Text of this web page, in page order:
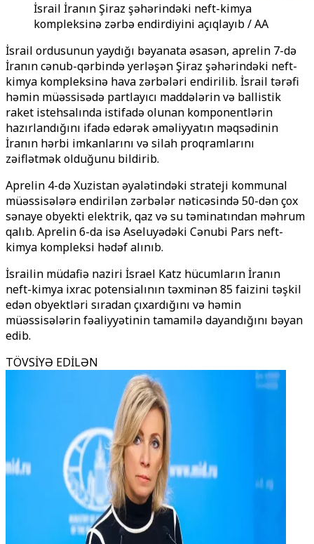
İsrail İranın Şiraz şəhərindəki neft-kimya
kompleksinə zərbə endirdiyini açıqlayıb / AA
İsrail ordusunun yaydığı bəyanata əsasən, aprelin 7-də
İranın cənub-qərbində yerləşən Şiraz şəhərindəki neft-
kimya kompleksinə hava zərbələri endirilib. İsrail tərəfi
həmin müəssisədə partlayıcı maddələrin və ballistik
raket istehsalında istifadə olunan komponentlərin
hazırlandığını ifadə edərək əməliyyatın məqsədinin
İranın hərbi imkanlarını və silah proqramlarını
zəiflətmək olduğunu bildirib.
Aprelin 4-də Xuzistan əyalətindəki strateji kommunal
müəssisələrə endirilən zərbələr nəticəsində 50-dən çox
sənaye obyekti elektrik, qaz və su təminatından məhrum
qalıb. Aprelin 6-da isə Aseluyədəki Cənubi Pars neft-
kimya kompleksi hədəf alınıb.
İsrailin müdafiə naziri İsrael Katz hücumların İranın
neft-kimya ixrac potensialının təxminən 85 faizini təşkil
edən obyektləri sıradan çıxardığını və həmin
müəssisələrin fəaliyyətinin tamamilə dayandığını bəyan
edib.
TÖVSİYƏ EDİLƏN